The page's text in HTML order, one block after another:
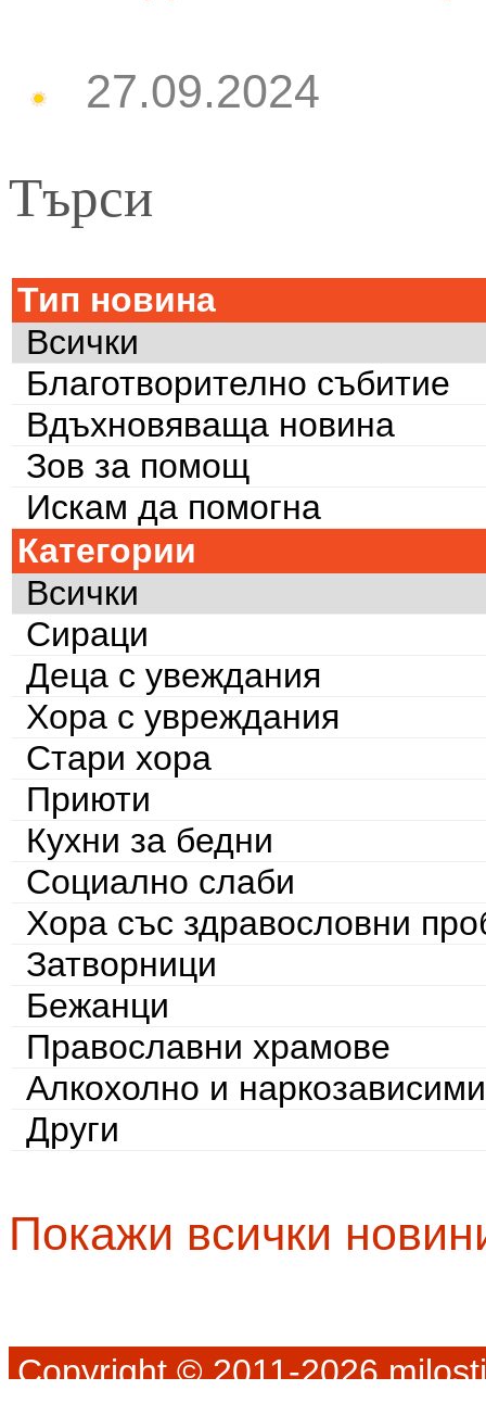
27.09.2024
Търси
Тип новина
Всички
Благотворително събитие
Вдъхновяваща новина
Зов за помощ
Искам да помогна
Категории
Всички
Сираци
Деца с увеждания
Хора с увреждания
Стари хора
Приюти
Кухни за бедни
Социално слаби
Хора със здравословни
Затворници
Бежанци
Православни храмове
Алкохолно и наркозависими
Други
Покажи всички
Copyright © 2011-2026